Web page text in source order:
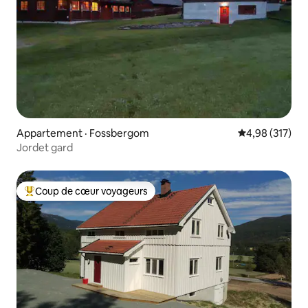
Appartement · Fossbergom Note
4,98 (317)
Jordet gard
Coup de cœur voyageurs parmi les plus aimés
Coup de cœur voyageurs